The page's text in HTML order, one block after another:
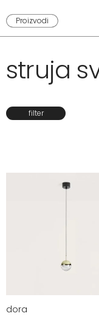
Proizvodi
struja
filter
dora